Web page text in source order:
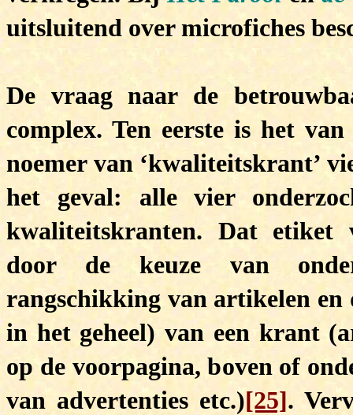
uitsluitend over microfiches
De vraag naar de
complex. Ten eerste is het
noemer van ‘kwaliteitskrant’
het geval: alle vier
kwaliteitskranten. Dat etiket
door de keuze van
rangschikking van artikelen en
in het geheel) van een krant
op de voorpagina, boven of
van advertenties etc.)[25].